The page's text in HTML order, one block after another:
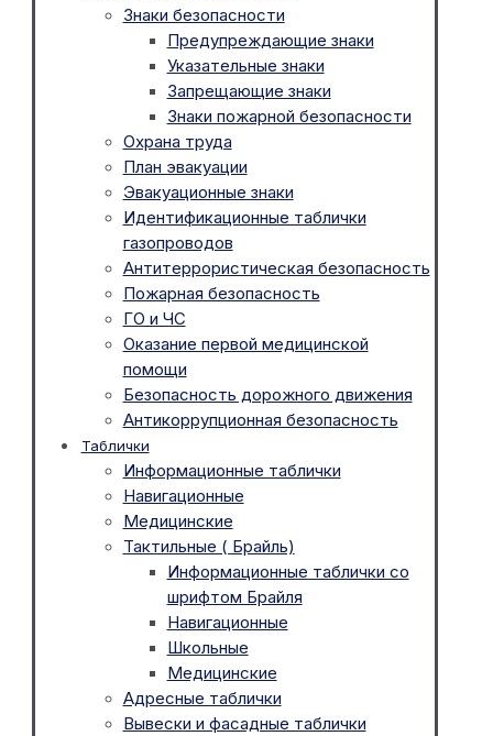
Знаки безопасности
Предупреждающие знаки
Указательные знаки
Запрещающие знаки
Знаки пожарной безопасности
Охрана труда
План эвакуации
Эвакуационные знаки
Идентификационные таблички
газопроводов
Антитеррористическая безопасность
Пожарная безопасность
ГО и ЧС
Оказание первой медицинской
помощи
Безопасность дорожного движения
Антикоррупционная безопасность
Таблички
Информационные таблички
Навигационные
Медицинские
Тактильные ( Брайль)
Информационные таблички со
шрифтом Брайля
Навигационные
Школьные
Медицинские
Адресные таблички
Вывески и фасадные таблички